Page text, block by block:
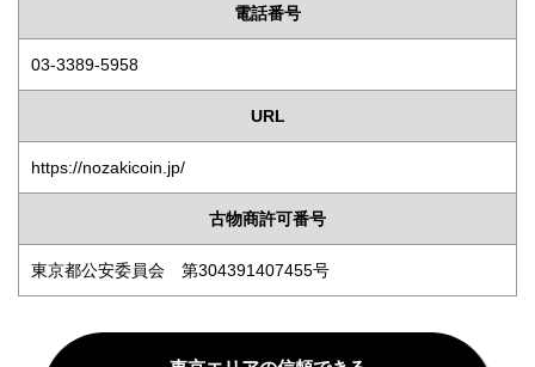
電話番号
03-3389-5958
URL
https://nozakicoin.jp/
古物商許可番号
東京都公安委員会 第304391407455号